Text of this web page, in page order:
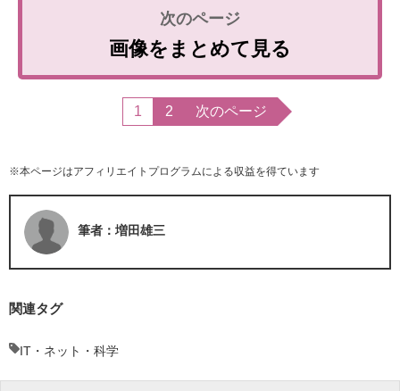
画像をまとめて見る
1 2 次のページ
※本ページはアフィリエイトプログラムによる収益を得ています
筆者：増田雄三
関連タグ
IT・ネット・科学